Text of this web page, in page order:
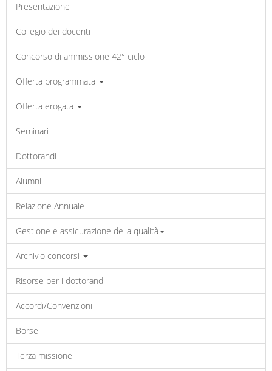
Presentazione
Collegio dei docenti
Concorso di ammissione 42° ciclo
Offerta programmata
Offerta erogata
Seminari
Dottorandi
Alumni
Relazione Annuale
Gestione e assicurazione della qualità
Archivio concorsi
Risorse per i dottorandi
Accordi/Convenzioni
Borse
Terza missione